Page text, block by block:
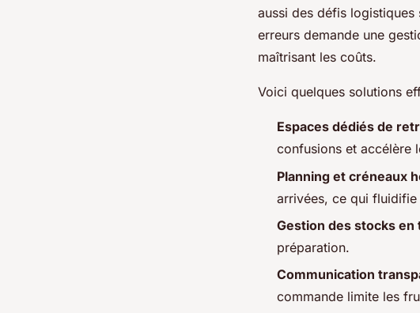
aussi des défis
erreurs demande une
maîtrisant les coûts.
Voici quelques solutions
Espaces dédiés de
confusions et accélère
Planning et créneaux
arrivées, ce qui fluidifie
Gestion des stocks en
préparation.
Communication
commande limite les